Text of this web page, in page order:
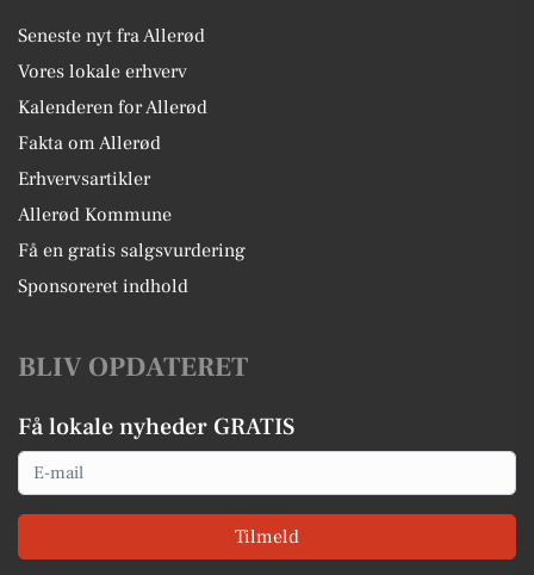
Seneste nyt fra Allerød
Vores lokale erhverv
Kalenderen for Allerød
Fakta om Allerød
Erhvervsartikler
Allerød Kommune
Få en gratis salgsvurdering
Sponsoreret indhold
BLIV OPDATERET
Få lokale nyheder GRATIS
Email
Tilmeld